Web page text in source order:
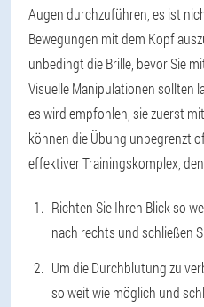
Augen durchzuführen, es ist
Bewegungen mit dem Kopf
unbedingt die Brille, bevor Sie
Visuelle Manipulationen sollten
es wird empfohlen, sie zuerst
können die Übung unbegrenzt
effektiver Trainingskomplex,
Richten Sie Ihren Blick so
nach rechts und schließen
Um die Durchblutung zu
so weit wie möglich und